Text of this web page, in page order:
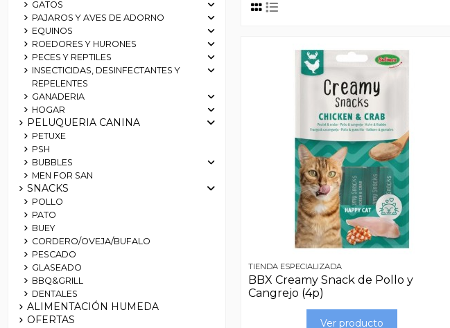
TIENDA ESPECIALIZADA
BBX Creamy Snack de Pollo y
Cangrejo (4p)
Ver producto
GATOS
PAJAROS Y AVES DE ADORNO
EQUINOS
ROEDORES Y HURONES
PECES Y REPTILES
INSECTICIDAS, DESINFECTANTES Y
REPELENTES
GANADERIA
HOGAR
PELUQUERIA CANINA
PETUXE
PSH
BUBBLES
MEN FOR SAN
SNACKS
POLLO
PATO
BUEY
CORDERO/OVEJA/BUFALO
PESCADO
GLASEADO
BBQ&GRILL
DENTALES
ALIMENTACIÓN HUMEDA
OFERTAS